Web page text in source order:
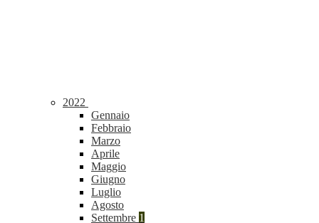
2022
Gennaio
Febbraio
Marzo
Aprile
Maggio
Giugno
Luglio
Agosto
Settembre 1